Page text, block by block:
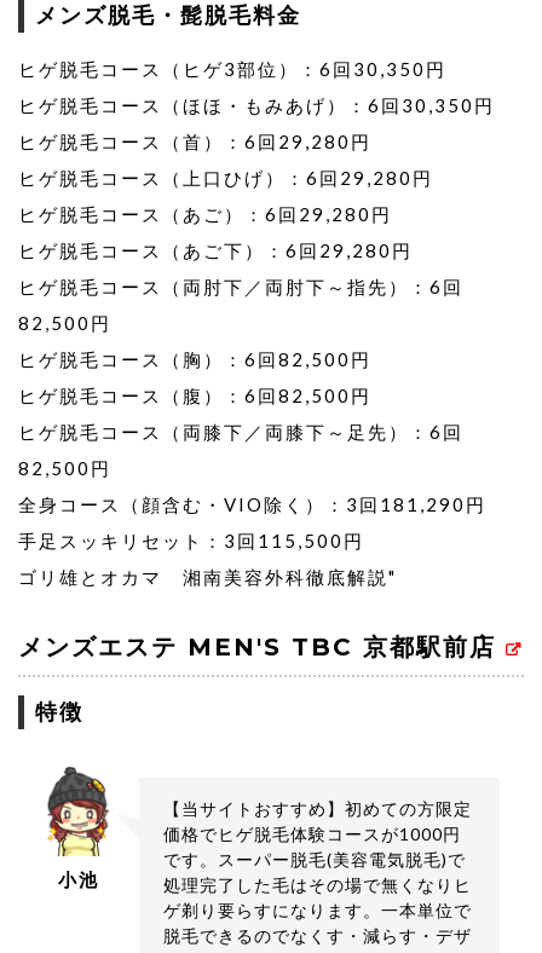
メンズ脱毛・髭脱毛料金
ヒゲ脱毛コース（ヒゲ3部位）：6回30,350円
ヒゲ脱毛コース（ほほ・もみあげ）：6回30,350円
ヒゲ脱毛コース（首）：6回29,280円
ヒゲ脱毛コース（上口ひげ）：6回29,280円
ヒゲ脱毛コース（あご）：6回29,280円
ヒゲ脱毛コース（あご下）：6回29,280円
ヒゲ脱毛コース（両肘下／両肘下～指先）：6回
82,500円
ヒゲ脱毛コース（胸）：6回82,500円
ヒゲ脱毛コース（腹）：6回82,500円
ヒゲ脱毛コース（両膝下／両膝下～足先）：6回
82,500円
全身コース（顔含む・VIO除く）：3回181,290円
手足スッキリセット：3回115,500円
ゴリ雄とオカマ 湘南美容外科徹底解説 "
メンズエステ MEN'S TBC 京都駅前店
特徴
小池
【当サイトおすすめ】初めての方限定
価格でヒゲ脱毛体験コースが1000円
です。スーパー脱毛(美容電気脱毛)で
処理完了した毛はその場で無くなりヒ
ゲ剃り要らすになります。一本単位で
脱毛できるのでなくす・減らす・デザ